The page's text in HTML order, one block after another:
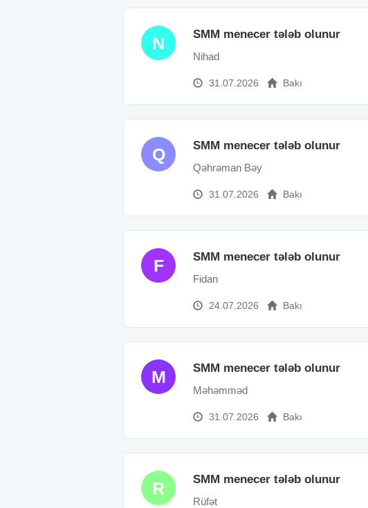
N SMM menecer tələb olunur
Nihad
31.07.2026 Bakı
Q SMM menecer tələb olunur
Qəhrəman Bəy
31.07.2026 Bakı
F SMM menecer tələb olunur
Fidan
24.07.2026 Bakı
M SMM menecer tələb olunur
Məhəmməd
31.07.2026 Bakı
R SMM menecer tələb olunur
Rüfət